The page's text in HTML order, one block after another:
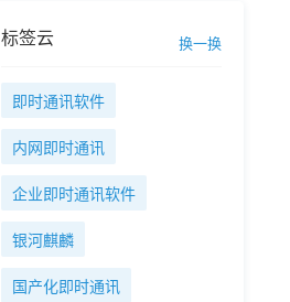
标签云 换一换
即时通讯软件
内网即时通讯
企业即时通讯软件
银河麒麟
国产化即时通讯